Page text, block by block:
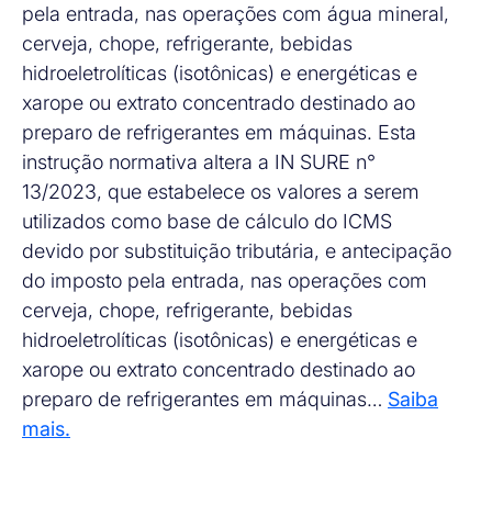
pela entrada, nas operações com água mineral,
cerveja, chope, refrigerante, bebidas
hidroeletrolíticas (isotônicas) e energéticas e
xarope ou extrato concentrado destinado ao
preparo de refrigerantes em máquinas. Esta
instrução normativa altera a IN SURE n°
13/2023, que estabelece os valores a serem
utilizados como base de cálculo do ICMS
devido por substituição tributária, e antecipação
do imposto pela entrada, nas operações com
cerveja, chope, refrigerante, bebidas
hidroeletrolíticas (isotônicas) e energéticas e
xarope ou extrato concentrado destinado ao
preparo de refrigerantes em máquinas… Saiba
mais.